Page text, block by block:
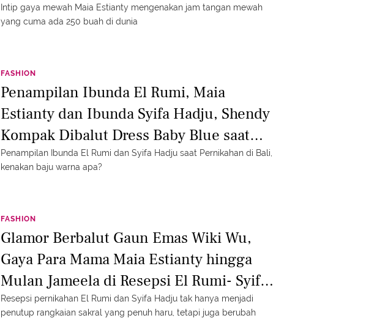
Intip gaya mewah Maia Estianty mengenakan jam tangan mewah
yang cuma ada 250 buah di dunia
FASHION
Penampilan Ibunda El Rumi, Maia
Estianty dan Ibunda Syifa Hadju, Shendy
Kompak Dibalut Dress Baby Blue saat
Pernikahan di Bali
Penampilan Ibunda El Rumi dan Syifa Hadju saat Pernikahan di Bali,
kenakan baju warna apa?
FASHION
Glamor Berbalut Gaun Emas Wiki Wu,
Gaya Para Mama Maia Estianty hingga
Mulan Jameela di Resepsi El Rumi- Syifa
Hadju
Resepsi pernikahan El Rumi dan Syifa Hadju tak hanya menjadi
penutup rangkaian sakral yang penuh haru, tetapi juga berubah